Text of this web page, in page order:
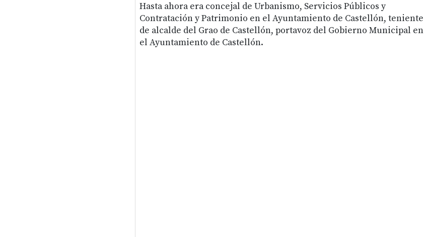
Hasta ahora era concejal de Urbanismo, Servicios Públicos y
Contratación y Patrimonio en el Ayuntamiento de Castellón, teniente
de alcalde del Grao de Castellón, portavoz del Gobierno Municipal en
el Ayuntamiento de Castellón.